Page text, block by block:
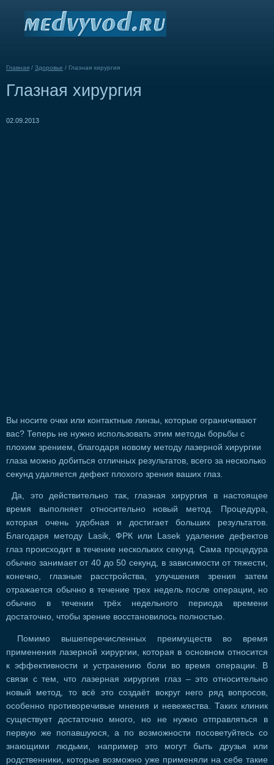
Главная / Здоровье / Глазная хирургия
Глазная хирургия
02.09.2013
Вы носите очки или контактные линзы, которые ограничивают
вас? Теперь не нужно использовать этим методы борьбы с
плохим зрением, благодаря новому методу лазерной хирургии
глаза можно добиться отличных результатов, всего за несколько
секунд удаляется дефект плохого зрения ваших глаз.
Да, это действительно так, глазная хирургия в настоящее
время выполняет относительно новый метод. Процедура,
которая очень удобная и достигает больших результатов.
Благодаря методу Lasik, ФРК или Lasek удаление дефектов
глаз происходит в течение нескольких секунд. Сама процедура
обычно занимает от 40 до 50 секунд, в зависимости от тяжести,
конечно, глазные расстройства, улучшения зрения затем
отражается обычно в течение трех недель после операции, но
обычно в течении трёх недельного периода времени
достаточно, чтобы зрение восстановилось полностью.
Помимо вышеперечисленных преимуществ во время
применения лазерной хирургии, которая в основном относится
к эффективности и устранению боли во время операции. В
связи с тем, что лазерная хирургия глаз – это относительно
новый метод, то всё это создаёт вокруг него ряд вопросов,
особенно противоречивые мнения и невежества. Таких клиник
существует достаточно много, но не нужно отправляться в
первую же попавшуюся, а по возможности посоветуйтесь со
знающими людьми, например это могут быть друзья или
родственники, которые возможно уже применяли на себе такие